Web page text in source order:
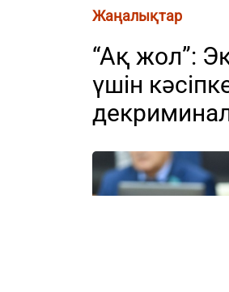
Жаңалықтар
“Ақ жол”:
үшін